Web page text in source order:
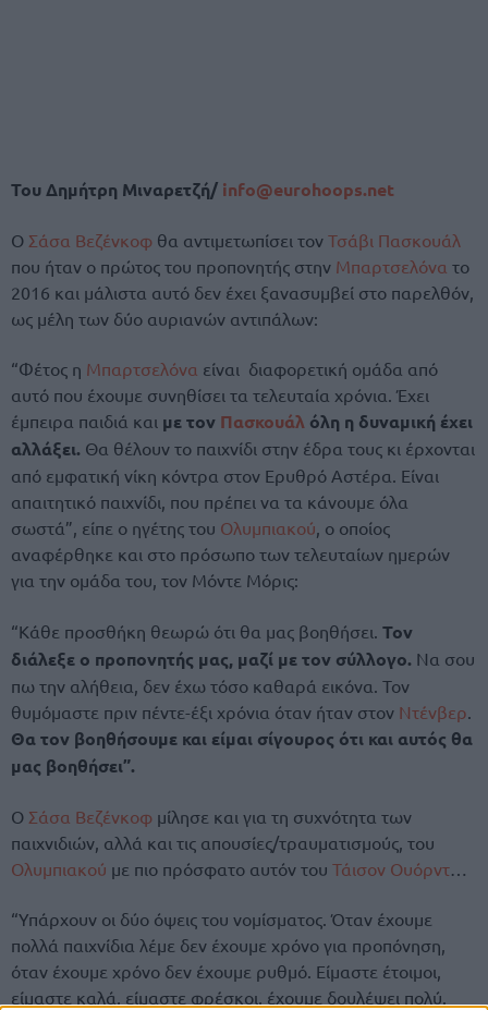
Του Δημήτρη Μιναρετζή/ info@eurohoops.net
Ο Σάσα Βεζένκοφ θα αντιμετωπίσει τον Τσάβι Πασκουάλ
που ήταν ο πρώτος του προπονητής στην Μπαρτσελόνα το
2016 και μάλιστα αυτό δεν έχει ξανασυμβεί στο παρελθόν,
ως μέλη των δύο αυριανών αντιπάλων:
“Φέτος η Μπαρτσελόνα είναι διαφορετική ομάδα από
αυτό που έχουμε συνηθίσει τα τελευταία χρόνια. Έχει
έμπειρα παιδιά και με τον Πασκουάλ όλη η δυναμική έχει
αλλάξει. Θα θέλουν το παιχνίδι στην έδρα τους κι έρχονται
από εμφατική νίκη κόντρα στον Ερυθρό Αστέρα. Είναι
απαιτητικό παιχνίδι, που πρέπει να τα κάνουμε όλα
σωστά”, είπε ο ηγέτης του Ολυμπιακού, ο οποίος
αναφέρθηκε και στο πρόσωπο των τελευταίων ημερών
για την ομάδα του, τον Μόντε Μόρις:
“Κάθε προσθήκη θεωρώ ότι θα μας βοηθήσει. Τον
διάλεξε ο προπονητής μας, μαζί με τον σύλλογο. Να σου
πω την αλήθεια, δεν έχω τόσο καθαρά εικόνα. Τον
θυμόμαστε πριν πέντε-έξι χρόνια όταν ήταν στον Ντένβερ
Θα τον βοηθήσουμε και είμαι σίγουρος ότι και αυτός θα
μας βοηθήσει”.
Ο Σάσα Βεζένκοφ μίλησε και για τη συχνότητα των
παιχνιδιών, αλλά και τις απουσίες/τραυματισμούς, του
Ολυμπιακού με πιο πρόσφατο αυτόν του Τάισον Ουόρντ
“Υπάρχουν οι δύο όψεις του νομίσματος. Όταν έχουμε
πολλά παιχνίδια λέμε δεν έχουμε χρόνο για προπόνηση,
όταν έχουμε χρόνο δεν έχουμε ρυθμό. Είμαστε έτοιμοι,
είμαστε καλά, είμαστε φρέσκοι, έχουμε δουλέψει πολύ.